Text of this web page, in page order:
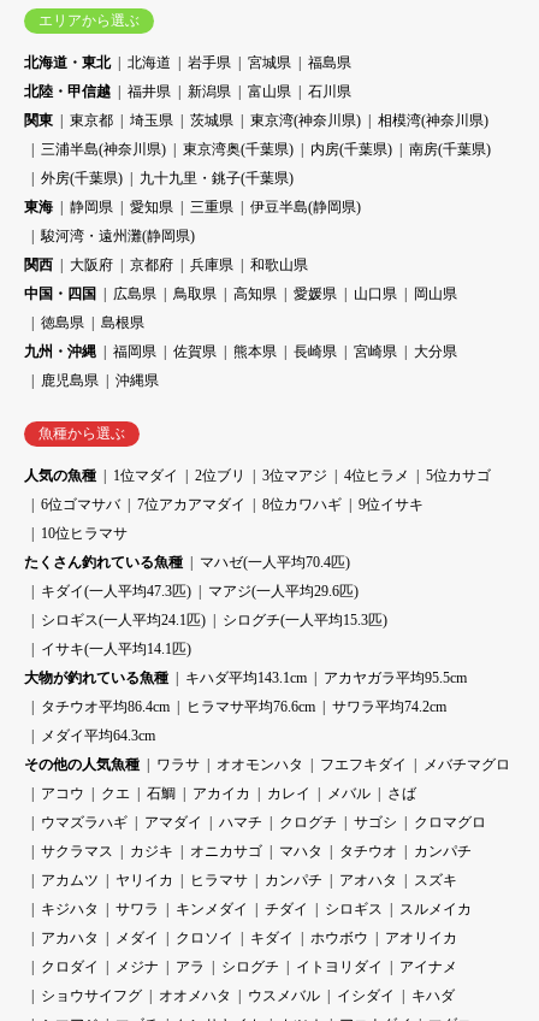
エリアから選ぶ
北海道・東北 北海道 岩手県 宮城県
福島県
北陸・甲信越
福井県 新潟県 富山県
石川県
関東
東京都 埼玉県 茨城県 東京湾(神奈川県)
相模湾(神奈川県)
三浦半島(神奈川県)
東京湾奥(千葉県) 内房(千葉県)
南房(千葉県)
外房(千葉県)
九十九里・銚子(千葉県)
東海
静岡県 愛知県 三重県
伊豆半島(静岡県)
駿河湾・遠州灘(静岡県)
関西
大阪府 京都府 兵庫県
和歌山県
中国・四国
広島県 鳥取県 高知県 愛媛県 山口県
岡山県
徳島県
島根県
九州・沖縄
福岡県 佐賀県 熊本県 長崎県 宮崎県
大分県
鹿児島県
沖縄県
魚種から選ぶ
人気の魚種 1位マダイ 2位ブリ 3位マアジ 4位ヒラメ
5位カサゴ
6位ゴマサバ
7位アカアマダイ 8位カワハギ
9位イサキ
10位ヒラマサ
たくさん釣れている魚種
マハゼ(一人平均70.4匹)
キダイ(一人平均47.3匹)
マアジ(一人平均29.6匹)
シロギス(一人平均24.1匹)
シログチ(一人平均15.3匹)
イサキ(一人平均14.1匹)
大物が釣れている魚種
キハダ平均143.1cm
アカヤガラ平均95.5cm
タチウオ平均86.4cm
ヒラマサ平均76.6cm
サワラ平均74.2cm
メダイ平均64.3cm
その他の人気魚種
ワラサ オオモンハタ フエフキダイ
メバチマグロ
アコウ
クエ 石鯛 アカイカ カレイ メバル
さば
ウマズラハギ
アマダイ ハマチ クログチ サゴシ
クロマグロ
サクラマス
カジキ オニカサゴ マハタ タチウオ
カンパチ
アカムツ
ヤリイカ ヒラマサ カンパチ アオハタ
スズキ
キジハタ
サワラ キンメダイ チダイ シロギス
スルメイカ
アカハタ
メダイ クロソイ キダイ ホウボウ
アオリイカ
クロダイ
メジナ アラ シログチ イトヨリダイ
アイナメ
ショウサイフグ
オオメハタ ウスメバル イシダイ
キハダ